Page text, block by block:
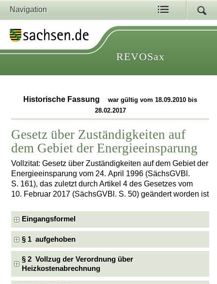
Navigation
REVOSax
Historische Fassung
war gültig vom 18.09.2010 bis
28.02.2017
Gesetz über Zuständigkeiten auf
dem Gebiet der Energieeinsparung
Vollzitat: Gesetz über Zuständigkeiten auf dem Gebiet der
Energieeinsparung vom 24. April 1996 (SächsGVBl.
S. 161), das zuletzt durch Artikel 4 des Gesetzes vom
10. Februar 2017 (SächsGVBl. S. 50) geändert worden ist
Eingangsformel
§ 1 aufgehoben
§ 2 Vollzug der Verordnung über
Heizkostenabrechnung